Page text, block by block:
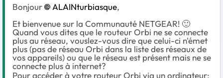
Bonjour ALAINturbiasque,
Et bienvenue sur la Communauté NETGEAR! 🙂
Quand vous dites que le routeur Orbi ne se connecte
plus au réseau, vouslez-vous dire que celui-ci n'émet
plus (pas de réseau Orbi dans la liste des réseaux de
vos appareils) ou que le réseau est présent mais ne se
connecte plus à internet?
Pour accéder à votre routeur Orbi via un ordinateur: